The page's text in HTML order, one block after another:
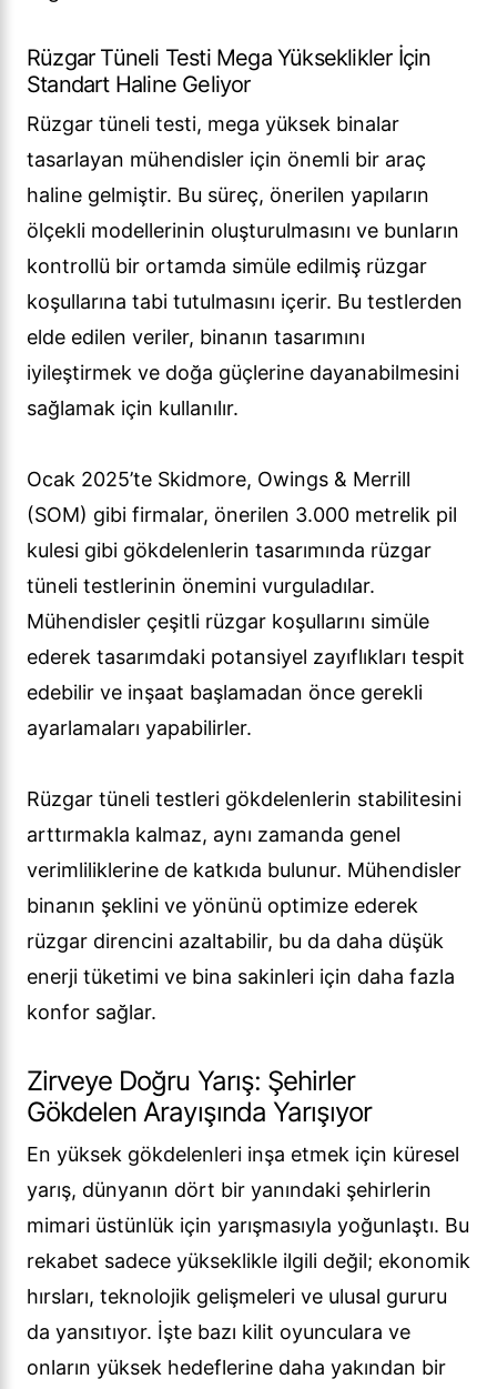
Rüzgar Tüneli Testi Mega Yükseklikler İçin
Standart Haline Geliyor
Rüzgar tüneli testi, mega yüksek binalar
tasarlayan mühendisler için önemli bir araç
haline gelmiştir. Bu süreç, önerilen yapıların
ölçekli modellerinin oluşturulmasını ve bunların
kontrollü bir ortamda simüle edilmiş rüzgar
koşullarına tabi tutulmasını içerir. Bu testlerden
elde edilen veriler, binanın tasarımını
iyileştirmek ve doğa güçlerine dayanabilmesini
sağlamak için kullanılır.
Ocak 2025’te Skidmore, Owings & Merrill
(SOM) gibi firmalar, önerilen 3.000 metrelik pil
kulesi gibi gökdelenlerin tasarımında rüzgar
tüneli testlerinin önemini vurguladılar.
Mühendisler çeşitli rüzgar koşullarını simüle
ederek tasarımdaki potansiyel zayıflıkları tespit
edebilir ve inşaat başlamadan önce gerekli
ayarlamaları yapabilirler.
Rüzgar tüneli testleri gökdelenlerin stabilitesini
arttırmakla kalmaz, aynı zamanda genel
verimliliklerine de katkıda bulunur. Mühendisler
binanın şeklini ve yönünü optimize ederek
rüzgar direncini azaltabilir, bu da daha düşük
enerji tüketimi ve bina sakinleri için daha fazla
konfor sağlar.
Zirveye Doğru Yarış: Şehirler
Gökdelen Arayışında Yarışıyor
En yüksek gökdelenleri inşa etmek için küresel
yarış, dünyanın dört bir yanındaki şehirlerin
mimari üstünlük için yarışmasıyla yoğunlaştı. Bu
rekabet sadece yükseklikle ilgili değil; ekonomik
hırsları, teknolojik gelişmeleri ve ulusal gururu
da yansıtıyor. İşte bazı kilit oyunculara ve
onların yüksek hedeflerine daha yakından bir